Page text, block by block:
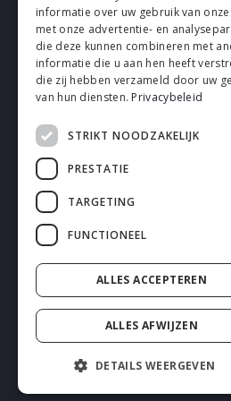
Neem contact
kunnen
CONTACT
2026
informatie over uw gebruik van
met onze advertentie- en
die deze kunnen combineren met
informatie die u aan hen heeft
die zij hebben verzameld door uw
van hun diensten. Privacybeleid
STRIKT NOODZAKELIJK
PRESTATIE
TARGETING
FUNCTIONEEL
ALLES ACCEPTEREN
ALLES AFWIJZEN
DETAILS WEERGEVEN